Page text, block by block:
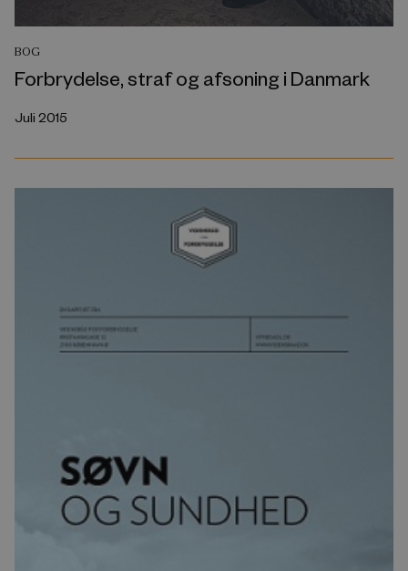
BOG
Forbrydelse, straf og afsoning i Danmark
Juli 2015